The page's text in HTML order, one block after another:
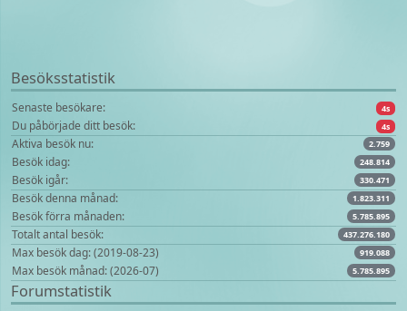
Besöksstatistik
Senaste besökare: 4s
Du påbörjade ditt besök: 4s
Aktiva besök nu: 2.759
Besök idag: 248.814
Besök igår: 330.471
Besök denna månad: 1.823.311
Besök förra månaden: 5.785.895
Totalt antal besök: 437.276.180
Max besök dag: (2019-08-23) 919.088
Max besök månad: (2026-07) 5.785.895
Forumstatistik